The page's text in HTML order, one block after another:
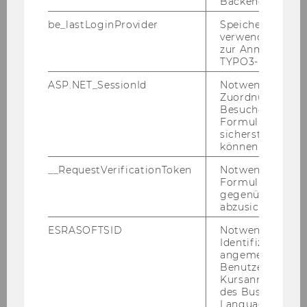
Mitteilungsblatt vom 10.
März 2021, 27. Stück
Mitteilungsblatt vom 17.
März 2021, 28. Stück
Mitteilungsblatt vom 24.
März 2021, 29. Stück
Mitteilungsblatt vom 31.
März 2021, 30. Stück
April 2021
Mitteilungsblatt vom 07.
April 2021, 31. Stück
Mitteilungsblatt vom 08.
April 2021, 32. Stück
Mitteilungsblatt vom 14.
April 2021, 33. Stück
be_lastLoginProvider
Speichert die
verwendete
zur Anmeldung
TYPO3-Backend.
ASP.NET_SessionId
Notwendig, um
Zuordnung von
Besucher zu
sicherstellen zu
können.
__RequestVerificationToken
Notwendig, um
gegenüber
abzusichern.
ESRASOFTSID
Notwendig zur
Identifizierung
angemeldeten
Benutzers im
des Business
Language